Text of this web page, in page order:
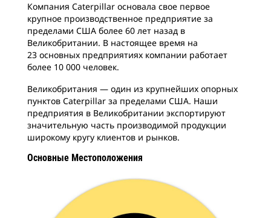
Компания Caterpillar основала свое первое
крупное производственное предприятие за
пределами США более 60 лет назад в
Великобритании. В настоящее время на
23 основных предприятиях компании работает
более 10 000 человек.
Великобритания — один из крупнейших опорных
пунктов Caterpillar за пределами США. Наши
предприятия в Великобритании экспортируют
значительную часть производимой продукции
широкому кругу клиентов и рынков.
Основные Местоположения